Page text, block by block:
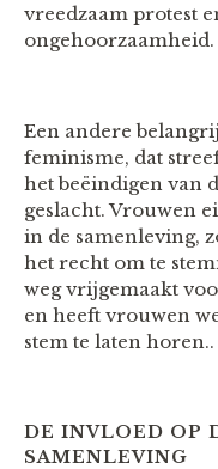
vreedzaam protest
ongehoorzaamheid.
Een andere
feminisme, dat
het beëindigen van
geslacht. Vrouwen
in de samenleving,
het recht om te
weg vrijgemaakt
en heeft vrouwen
stem te laten horen..
DE INVLOED OP
SAMENLEVING